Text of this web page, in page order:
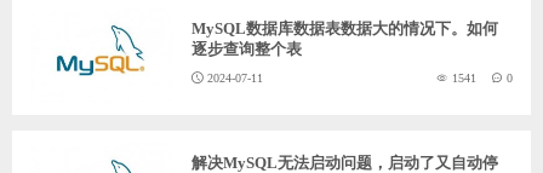
MySQL数据库数据表数据大的情况下。如何
逐步查询整个表
2024-07-11 1541 0
解决MySQL无法启动问题，启动了又自动停